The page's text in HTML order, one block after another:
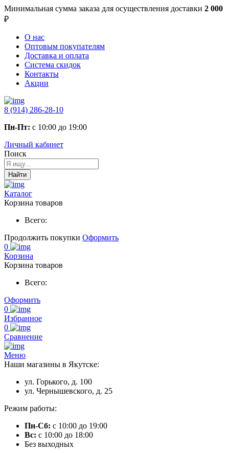
Минимальная сумма заказа для осуществления доставки 2 000
₽
О нас
Оптовым покупателям
Доставка и оплата
Система скидок
Контакты
Акции
8 (914) 286-28-10
Пн-Пт: с 10:00 до 19:00
Личный кабинет
Поиск
Найти
Каталог
Корзина товаров
Всего:
Продолжить покупки Оформить
0
Корзина
Корзина товаров
Всего:
Оформить
0
Избранное
0
Сравнение
Меню
Наши магазины в Якутске:
ул. Горького, д. 100
ул. Чернышевского, д. 25
Режим работы:
Пн-Сб: с 10:00 до 19:00
Вс: с 10:00 до 18:00
Без выходных